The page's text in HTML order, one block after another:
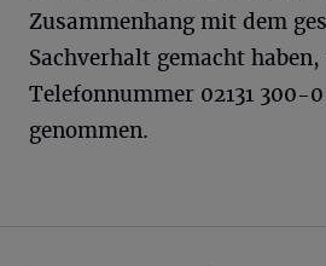
Zusammenhang mit dem
Sachverhalt gemacht
Telefonnummer 02131 300-
genommen.